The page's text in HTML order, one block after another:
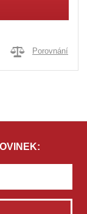
Porovnání